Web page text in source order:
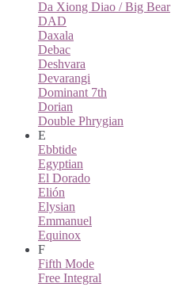
Da Xiong Diao / Big Bear
DAD
Daxala
Debac
Deshvara
Devarangi
Dominant 7th
Dorian
Double Phrygian
E
Ebbtide
Egyptian
El Dorado
Elión
Elysian
Emmanuel
Equinox
F
Fifth Mode
Free Integral